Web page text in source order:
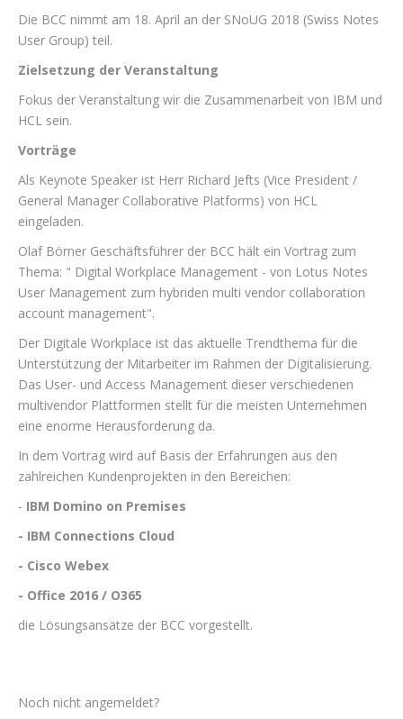
Die BCC nimmt am 18. April an der SNoUG 2018 (Swiss Notes
User Group) teil.
Zielsetzung der Veranstaltung
Fokus der Veranstaltung wir die Zusammenarbeit von IBM und
HCL sein.
Vorträge
Als Keynote Speaker ist Herr Richard Jefts (Vice President /
General Manager Collaborative Platforms) von HCL
eingeladen.
Olaf Börner Geschäftsführer der BCC hält ein Vortrag zum
Thema: " Digital Workplace Management - von Lotus Notes
User Management zum hybriden multi vendor collaboration
account management".
Der Digitale Workplace ist das aktuelle Trendthema für die
Unterstützung der Mitarbeiter im Rahmen der Digitalisierung.
Das User- und Access Management dieser verschiedenen
multivendor Plattformen stellt für die meisten Unternehmen
eine enorme Herausforderung da.
In dem Vortrag wird auf Basis der Erfahrungen aus den
zahlreichen Kundenprojekten in den Bereichen:
- IBM Domino on Premises
- IBM Connections Cloud
- Cisco Webex
- Office 2016 / O365
die Lösungsansätze der BCC vorgestellt.
Noch nicht angemeldet?